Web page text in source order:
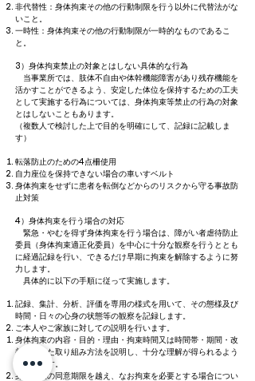
非代替性：身体拘束その他の行動制限を行う以外に代替法がな
いこと。
一時性：身体拘束その他の行動制限が一時的なものであるこ
と。
3）身体拘束禁止の対象とはしない具体的な行為
当事業所では、肢体不自由や体幹機能障害があり残存機能を
活かすことができるよう、安定した体位を保持するための工夫
として実施する行為については、身体拘束等禁止の行為の対象
とはしないこともあります。
（複数人で検討した上で目的を明確にして、記録に記載しま
す）
転落防止のための4点柵使用
自力座位を保持できない場合の車いすベルト
身体拘束をせずに患者を転倒などからのリスクから守る事故防
止対策
4）身体拘束を行う場合の対応
緊急・やむを得ず身体拘束を行う場合は、障がい者虐待防止
委員（身体拘束適正化委員）を中心に十分な観察を行うととも
に経過記録を行い、できるだけ早期に拘束を解除するように努
力します。
具体的に以下の手順に従って実施します。
記録、集計、分析、評価を専用の様式を用いて、その態様及び
時間・日々の心身の状態等の観察を記録します。
ご本人やご家族に対しての説明を行います。
身体拘束の内容・目的・理由・拘束時間又は時間帯・期間・改
善に向けた取り組み方法を説明し、十分な理解が得られるよう
に努めます。
身体拘束の同意期限を越え、なお拘束を必要とする場合につい